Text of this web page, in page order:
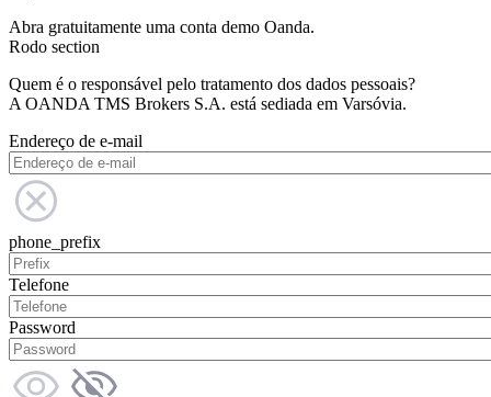
Abra gratuitamente uma conta demo Oanda.
Rodo section
Quem é o responsável pelo tratamento dos dados pessoais?
A OANDA TMS Brokers S.A. está sediada em Varsóvia.
Endereço de e-mail
phone_prefix
Telefone
Password